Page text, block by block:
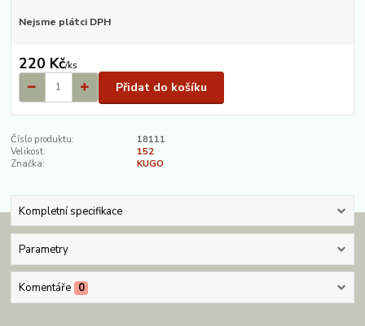
Nejsme plátci DPH
220 Kč/ks
Přidat do košíku
Číslo produktu:
18111
Velikost:
152
Značka:
KUGO
Kompletní specifikace
Parametry
Komentáře 0